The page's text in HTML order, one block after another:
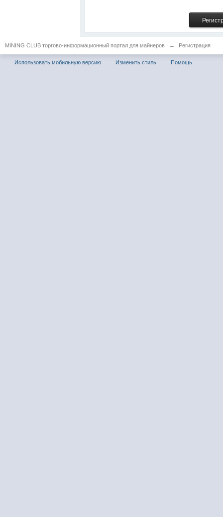
MINING CLUB торгово-информационный портал для майнеров → Регистрация
Использовать мобильную версию Изменить стиль Помощь